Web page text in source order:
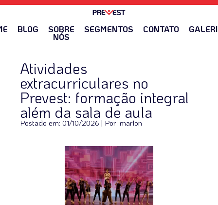
BLOG SOBRE
NÓS
SEGMENTOS CONTATO
Atividades
extracurriculares no
Prevest: formação integral
além da sala de aula
Postado em: 01/10/2026 | Por: marlon